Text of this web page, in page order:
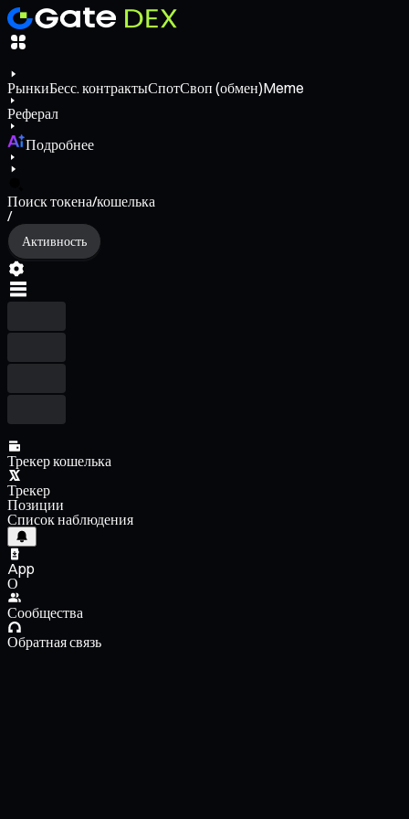
РынкиБесс. контрактыСпотСвоп (обмен)Meme
Реферал
Подробнее
Поиск токена/кошелька
/
Активность
Трекер кошелька
Трекер
Позиции
Список наблюдения
App
О
Сообщества
Обратная связь